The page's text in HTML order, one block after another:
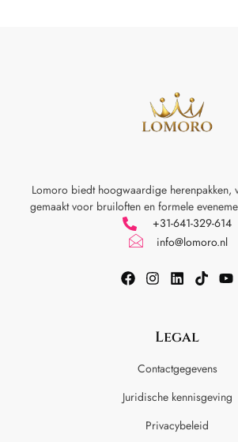
Lomoro biedt hoogwaardige herenpakken,
gemaakt voor bruiloften en formele
+31-641-329-614
info@lomoro.nl
Legal
Contactgegevens
Juridische kennisgeving
Privacybeleid